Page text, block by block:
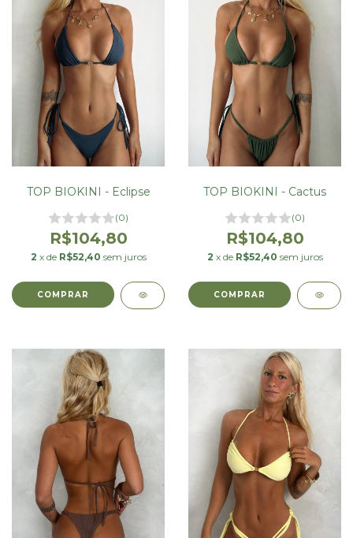
TOP BIOKINI - Eclipse
(0)
R$104,80
2 x de R$52,40 sem juros
COMPRAR
TOP BIOKINI - Cactus
(0)
R$104,80
2 x de R$52,40 sem juros
COMPRAR